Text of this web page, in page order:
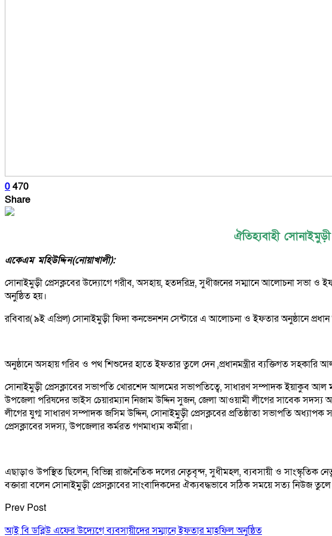
0470
Share
ঐতিহ্যবাহী
একেএম মহিউদ্দিন(নোয়াখালী):
সোনাইমুড়ী প্রেসক্লবের উদ্যোগে গরীব, অসহায়, হতদরিদ্র, সুধীজনের সম্মানে আলোচনা সভা ও
অনুষ্ঠিত হয়।
রবিবার( ৯ই এপ্রিল) সোনাইমুড়ী ফিদা কনভেনশন সেন্টারে এ আলোচনা ও ইফতার অনুষ্ঠানে
অনুষ্ঠানে অসহায় গরিব ও পথ শিশুদের হাতে ইফতার তুলে দেন ,প্রধানমন্ত্রীর ব্যক্তিগত সহকারি
সোনাইমুড়ী প্রেসক্লাবের সভাপতি খোরশেদ আলমের সভাপতিত্বে, সাধারণ সম্পাদক ইয়াকুব আল
উপজেলা পরিষদের ভাইস চেয়ারম্যান নিজাম উদ্দিন সুজন, জেলা আওয়ামী লীগের সাবেক সদস্য
লীগের যুগ্ম সাধারণ সম্পাদক জসিম উদ্দিন, সোনাইমুড়ী প্রেসক্লবের প্রতিষ্ঠাতা সভাপতি
প্রেসক্লাবের সদস্য, উপজেলার কর্মরত গণমাধ্যম কর্মীরা।
এছাড়াও উপস্থিত ছিলেন, বিভিন্ন রাজনৈতিক দলের নেতৃবৃন্দ, সুধীমহল, ব্যবসায়ী ও সাংস্কৃতিক
বক্তারা বলেন সোনাইমুড়ী প্রেসক্লাবের সাংবাদিকদের ঐক্যবদ্ধভাবে সঠিক সময়ে সত্য নিউজ
Prev Post
আই বি ডব্লিউ এফের উদ্যেগে ব্যবসায়ীদের সম্মানে ইফতার মাহফিল অনুষ্ঠিত